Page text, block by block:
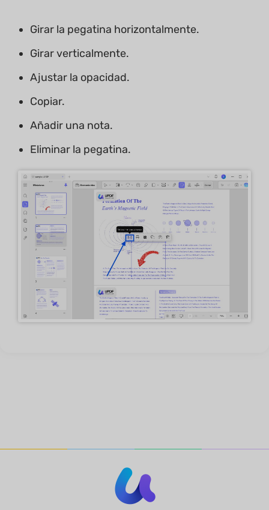
Girar la pegatina horizontalmente.
Girar verticalmente.
Ajustar la opacidad.
Copiar.
Añadir una nota.
Eliminar la pegatina.